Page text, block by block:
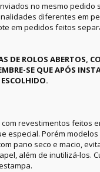
no mesmo pedido
diferentes em
em pedidos feitos
DE ROLOS ABERTOS,
SE QUE APÓS
revestimentos feitos
especial. Porém
pano seco e macio,
além de inutilizá-los.